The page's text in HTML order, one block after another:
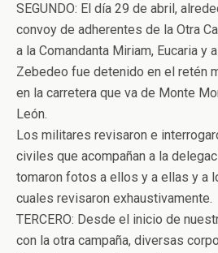
SEGUNDO: El día 29 de abril,
convoy de adherentes de la Otra
a la Comandanta Miriam, Eucaria y
Zebedeo fue detenido en el retén
en la carretera que va de Monte
León.
Los militares revisaron e
civiles que acompañan a la
tomaron fotos a ellos y a ellas y a
cuales revisaron exhaustivamente.
TERCERO: Desde el inicio de
con la otra campaña, diversas